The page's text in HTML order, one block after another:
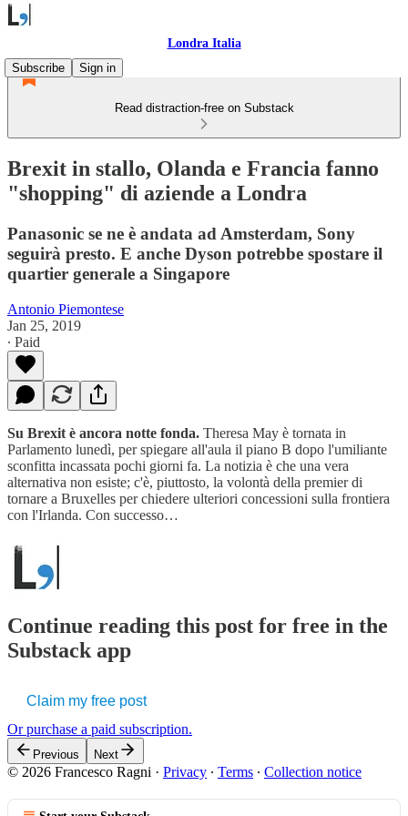
Londra Italia
Subscribe
Sign in
Read distraction-free on Substack
Brexit in stallo, Olanda e Francia fanno
"shopping" di aziende a Londra
Panasonic se ne è andata ad Amsterdam, Sony
seguirà presto. E anche Dyson potrebbe spostare il
quartier generale a Singapore
Antonio Piemontese
Jan 25, 2019
∙ Paid
Su Brexit è ancora notte fonda. Theresa May è tornata in
Parlamento lunedì, per spiegare all'aula il piano B dopo l'umiliante
sconfitta incassata pochi giorni fa. La notizia è che una vera
alternativa non esiste; c'è, piuttosto, la volontà della premier di
tornare a Bruxelles per chiedere ulteriori concessioni sulla frontiera
con l'Irlanda. Con successo…
Continue reading this post for free in the
Substack app
Claim my free post
Or purchase a paid subscription.
Previous Next
© 2026 Francesco Ragni · Privacy ∙ Terms ∙ Collection notice